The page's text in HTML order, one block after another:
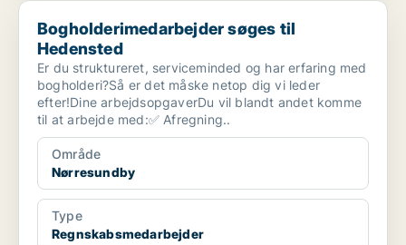
Bogholderimedarbejder søges til Hedensted
Bogholderimedarbejder søges til
Hedensted
Er du struktureret, serviceminded og har erfaring med
bogholderi?Så er det måske netop dig vi leder
efter!Dine arbejdsopgaverDu vil blandt andet komme
til at arbejde med:✅ Afregning..
Område
Nørresundby
Type
Regnskabsmedarbejder